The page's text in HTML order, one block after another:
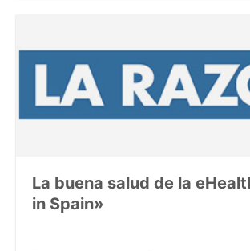
La buena salud de la
in Spain»